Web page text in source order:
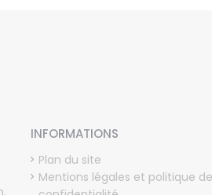
INFORMATIONS
Plan du site
Mentions légales et politique de